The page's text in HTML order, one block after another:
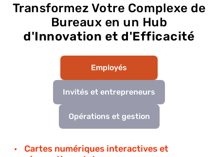
Transformez Votre Complexe de
Bureaux en un Hub
d'Innovation et d'Efficacité
Employés
Invités et entrepreneurs
Opérations et gestion
Cartes numériques interactives et